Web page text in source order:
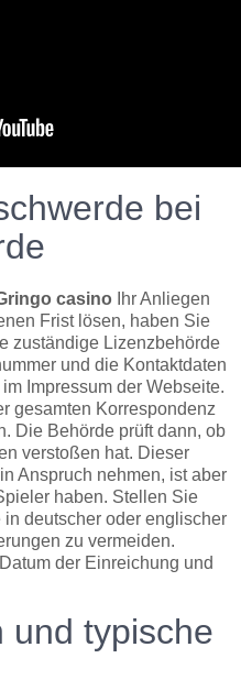
bei
casino Ihr Anliegen
Frist lösen, haben Sie
zuständige Lizenzbehörde
und die Kontaktdaten
Impressum der Webseite.
gesamten Korrespondenz
Die Behörde prüft dann, ob
verstoßen hat. Dieser
Anspruch nehmen, ist aber
haben. Stellen Sie
deutscher oder englischer
zu vermeiden.
der Einreichung und
und typische